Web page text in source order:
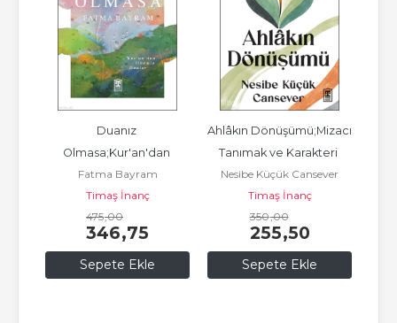
Sepete Ekle
Duanız
Olmasa;Kur'an'dan
İlhamla Dualar
Fatma Bayram
Timaş İnanç
475,00
346,75
Sepete Ekle
Ahlâkın Dönüşümü;Mizacı
Tanımak ve Karakteri
Dönüştürmek
Nesibe Küçük Cansever
Timaş İnanç
350,00
255,50